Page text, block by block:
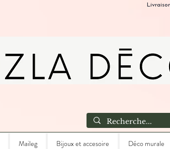
Maileg Bijoux et accesoire Déco murale